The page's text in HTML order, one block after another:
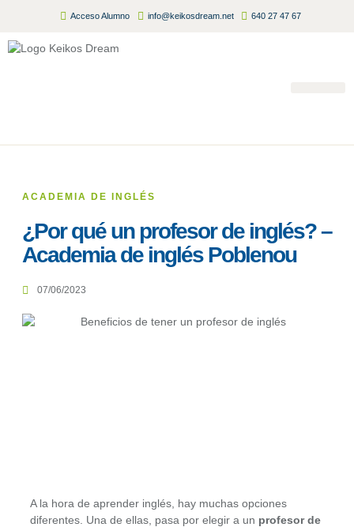
Acceso Alumno info@keikosdream.net 640 27 47 67
ACADEMIA DE INGLÉS
¿Por qué un profesor de inglés? –
Academia de inglés Poblenou
07/06/2023
A la hora de aprender inglés, hay muchas opciones
diferentes. Una de ellas, pasa por elegir a un profesor de